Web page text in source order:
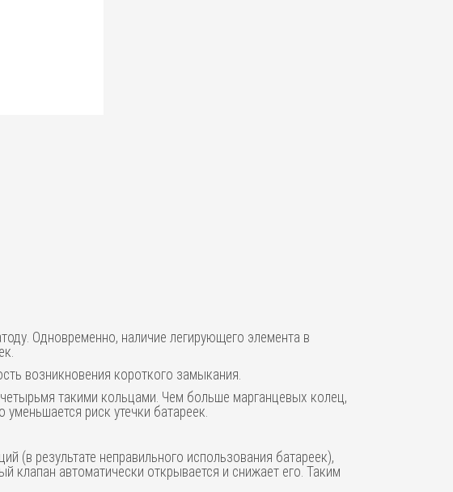
Одновременно, наличие легирующего элемента в
возникновения короткого замыкания.
такими кольцами. Чем больше марганцевых колец,
риск утечки батареек.
(в результате неправильного использования батареек),
клапан автоматически открывается и снижает его. Таким